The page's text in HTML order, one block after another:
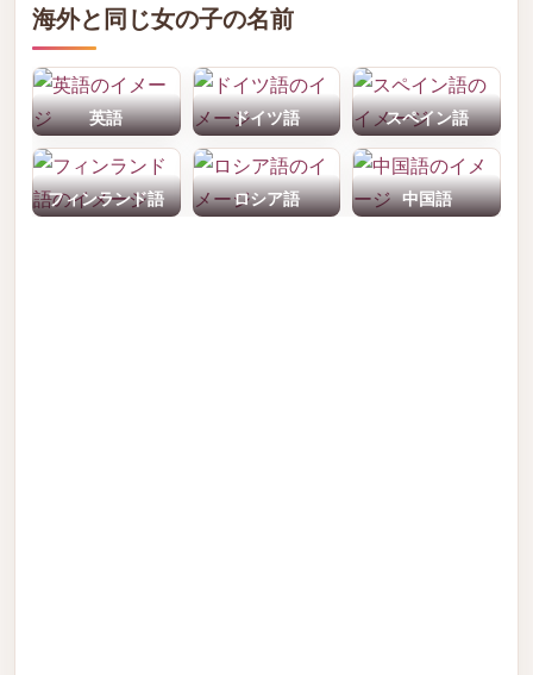
海外と同じ女の子の名前
英語 ドイツ語 スペイン語
フィンランド語 ロシア語 中国語